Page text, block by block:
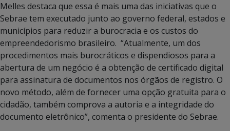
Melles destaca que essa é mais uma das iniciativas que o
Sebrae tem executado junto ao governo federal, estados e
municípios para reduzir a burocracia e os custos do
empreendedorismo brasileiro. “Atualmente, um dos
procedimentos mais burocráticos e dispendiosos para a
abertura de um negócio é a obtenção de certificado digital
para assinatura de documentos nos órgãos de registro. O
novo método, além de fornecer uma opção gratuita para o
cidadão, também comprova a autoria e a integridade do
documento eletrônico”, comenta o presidente do Sebrae.